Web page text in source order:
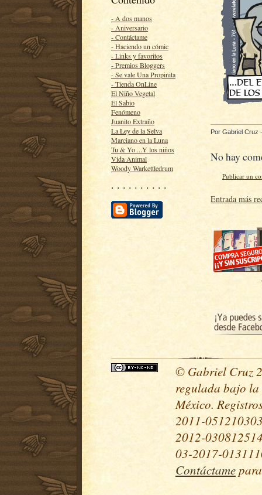
- A dos manos
- Aniversario
- Contáctame
- Haciendo un cómic
- Links y favoritos
- Premios Bloggers
- Se vale Una Propinita
- Tienda OnLine
El Niño Vegetal
El Sabio
Fenómeno
Juanito Extraño
La Ley de la Selva
Marciano en la Luna
Tu & Yo ...Y los niños
Vida Animal
Woody Warkettledrum
· · · · · · · · · ·
Por Gabriel Cruz
No hay
Publicar un
Entrada más
© Gabriel Cruz
regulada bajo la
México.
2011-
2012-
03-2017-
Contáctame